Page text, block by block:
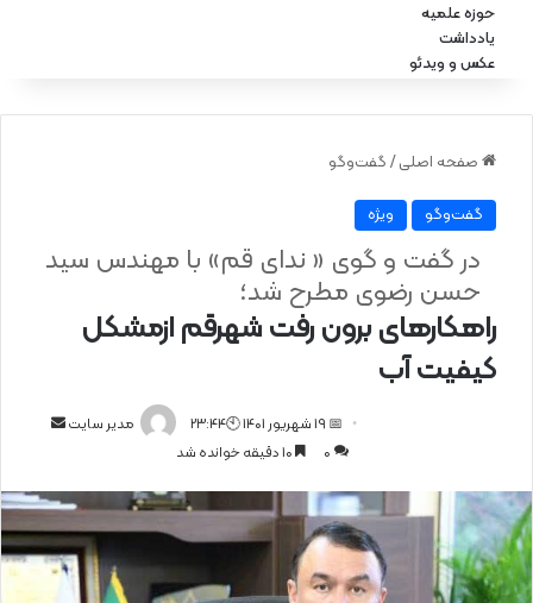
حوزه علمیه
یادداشت
عکس و ویدئو
صفحه اصلی / گفت‌وگو
گفت‌وگو ویژه
راهکارهای برون رفت شهرقم ازمشکل
کیفیت آب
در گفت و گوی « ندای قم» با مهندس سید
حسن رضوی مطرح شد؛
مدیر سایت
ا
ل
ا
📅 19 شهریور 1401 🕙23:44
0